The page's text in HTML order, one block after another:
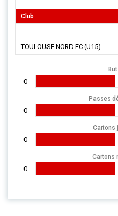
Club
TOULOUSE NORD FC (U15)
0
Passes
0
Cartons
0
Cartons
0